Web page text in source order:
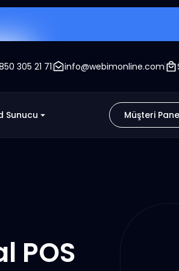
305 21 71 info@webimonline.com
Sunucu Müşteri
POS